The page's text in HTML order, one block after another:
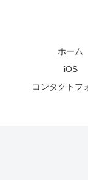
ホーム
iOS
コンタクトフ